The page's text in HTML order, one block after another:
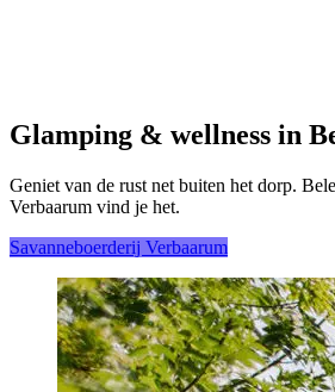
Glamping & wellness in
Geniet van de rust net buiten het dorp.
Verbaarum vind je het.
Savanneboerderij Verbaarum